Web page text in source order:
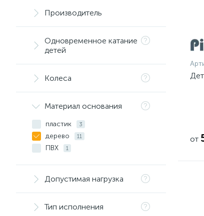
Производитель
Одновременное катание
детей
Колеса
Материал основания
пластик 3
дерево 11
ПВХ 1
Допустимая нагрузка
Тип исполнения
от